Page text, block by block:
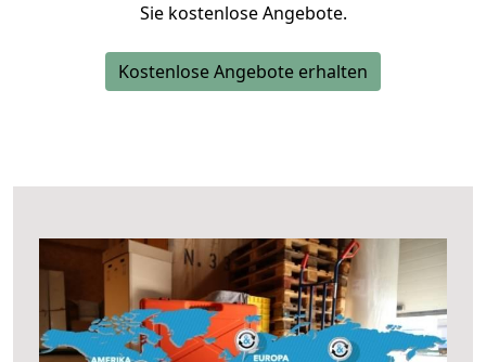
Sie kostenlose Angebote.
Kostenlose Angebote erhalten